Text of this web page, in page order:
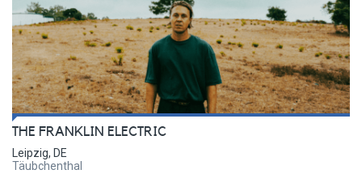
THE FRANKLIN ELECTRIC
Leipzig, DE
Täubchenthal